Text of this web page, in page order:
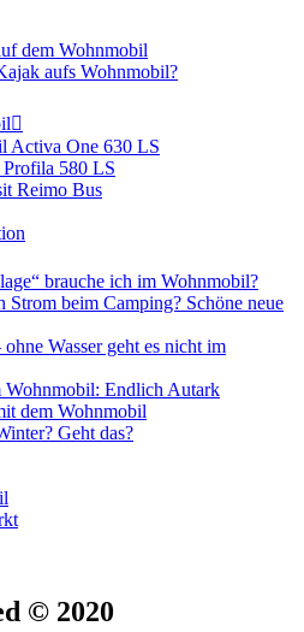
dem Wohnmobil
aufs Wohnmobil?
Activa One 630 LS
580 LS
Reimo Bus
brauche ich im Wohnmobil?
Strom beim Camping? Schöne neue
Wasser geht es nicht im
Wohnmobil: Endlich Autark
dem Wohnmobil
Geht das?
© 2020